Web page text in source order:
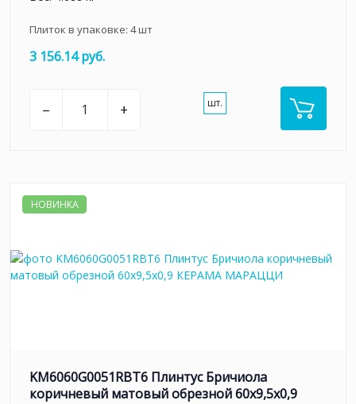
Плиток в упаковке: 4шт
3 156.14 руб.
– + шт.
НОВИНКА
KM6060G0051RBT6 Плинтус Бричиола
коричневый матовый обрезной 60x9,5x0,9